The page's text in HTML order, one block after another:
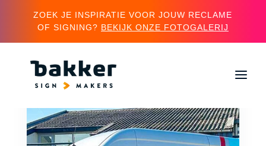
ZOEK JE INSPIRATIE VOOR JOUW RECLAME
OF SIGNING? BEKIJK ONZE FOTOGALERIJ